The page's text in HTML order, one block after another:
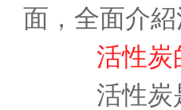
面，全面介
活性炭
活性炭是